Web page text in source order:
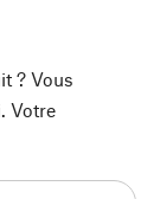
? Vous
Votre